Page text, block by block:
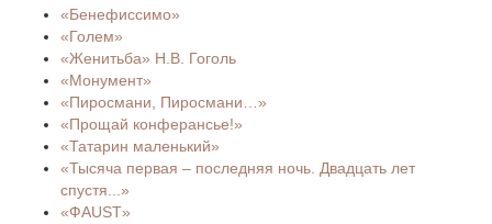
«Бенефиссимо»
«Голем»
«Женитьба» Н.В. Гоголь
«Монумент»
«Пиросмани, Пиросмани…»
«Прощай конферансье!»
«Татарин маленький»
«Тысяча первая – последняя ночь. Двадцать лет
спустя...»
«ФAUST»